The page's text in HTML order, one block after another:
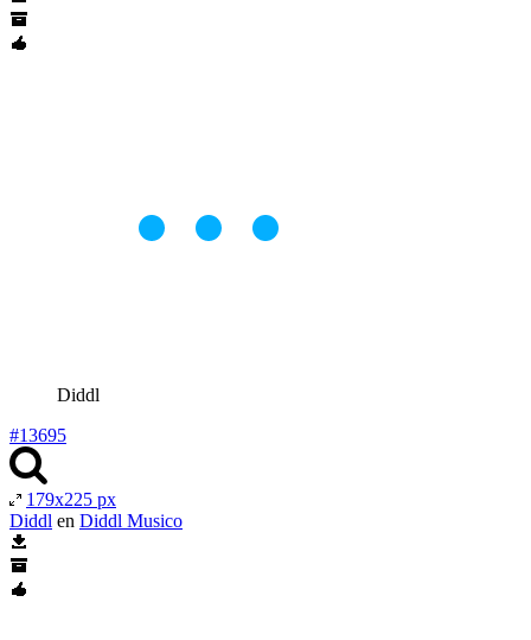
Diddl
#13695
179x225 px
Diddl en Diddl Musico